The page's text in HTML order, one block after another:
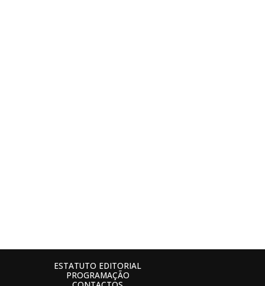
ESTATUTO EDITORIAL
PROGRAMAÇÃO